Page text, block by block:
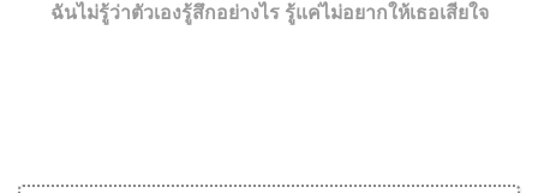
ฉันไม่รู้ว่าตัวเองรู้สึกอย่างไร รู้แค่ไม่อยากให้เธอเสียใจ